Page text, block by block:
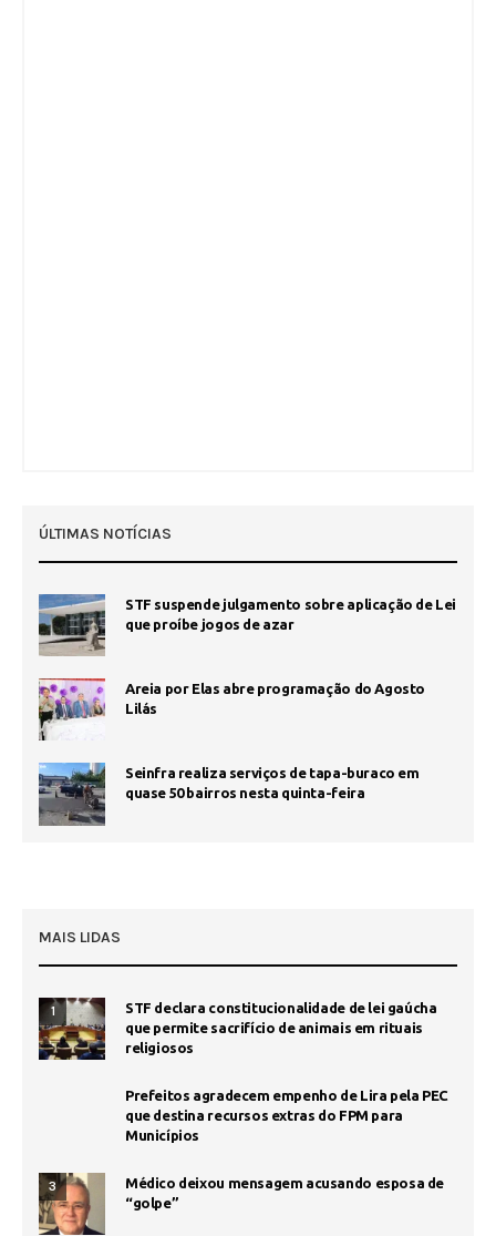
ÚLTIMAS NOTÍCIAS
STF suspende julgamento sobre aplicação de Lei
que proíbe jogos de azar
Areia por Elas abre programação do Agosto
Lilás
Seinfra realiza serviços de tapa-buraco em
quase 50 bairros nesta quinta-feira
MAIS LIDAS
1
STF declara constitucionalidade de lei gaúcha
que permite sacrifício de animais em rituais
religiosos
Prefeitos agradecem empenho de Lira pela PEC
que destina recursos extras do FPM para
Municípios
3
Médico deixou mensagem acusando esposa de
“golpe”